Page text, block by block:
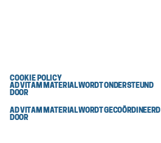
COOKIE POLICY
AD VITAM MATERIAL WORDT ONDERSTEUND
DOOR
AD VITAM MATERIAL WORDT GECOÖRDINEERD
DOOR